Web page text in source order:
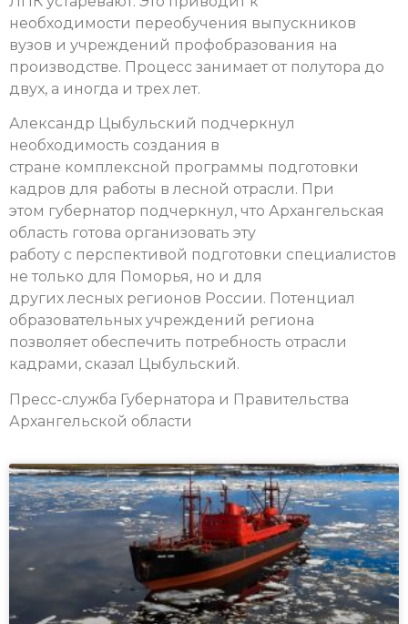
необходимости переобучения выпускников
вузов и учреждений профобразования на
производстве. Процесс занимает от полутора до
двух, а иногда и трех лет.
Александр Цыбульский подчеркнул
необходимость создания в
стране комплексной программы подготовки
кадров для работы в лесной отрасли. При
этом губернатор подчеркнул, что Архангельская
область готова организовать эту
работу с перспективой подготовки специалистов
не только для Поморья, но и для
других лесных регионов России. Потенциал
образовательных учреждений региона
позволяет обеспечить потребность отрасли
кадрами, сказал Цыбульский.
Пресс-служба Губернатора и Правительства
Архангельской области